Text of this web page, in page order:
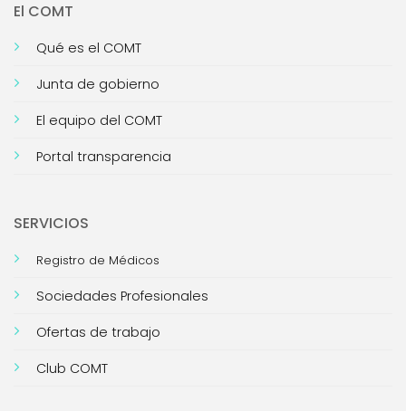
El COMT
Qué es el COMT
Junta de gobierno
El equipo del COMT
Portal transparencia
SERVICIOS
Registro de Médicos
Sociedades Profesionales
Ofertas de trabajo
Club COMT